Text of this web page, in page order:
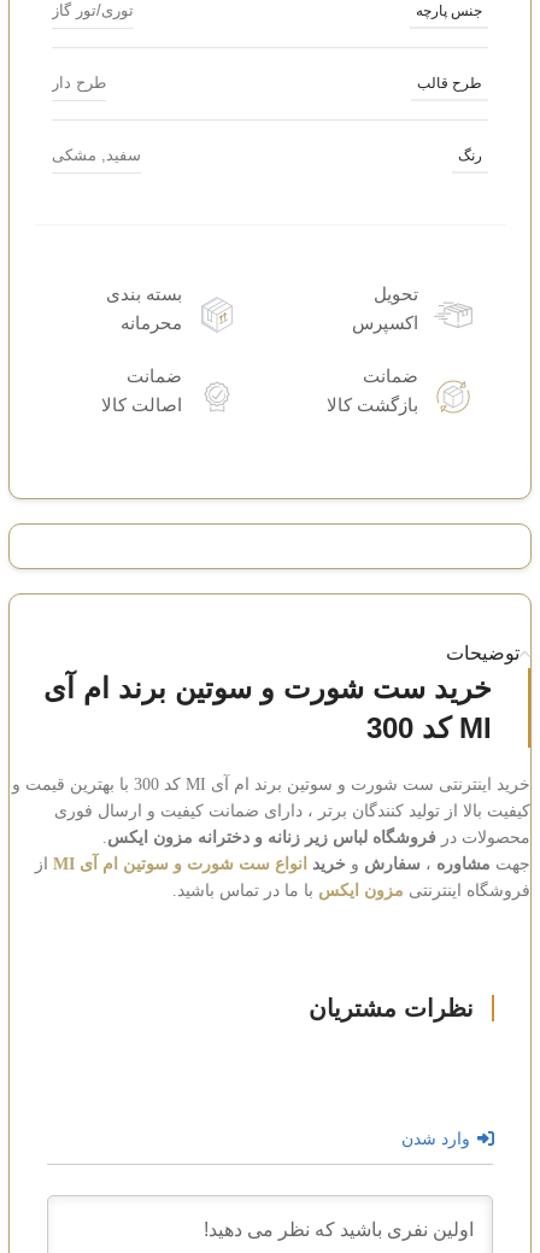
جنس پارچه توری/تور گاز
طرح قالب طرح دار
رنگ سفید, مشکی
ضمانت
اصالت کالا
ضمانت
بازگشت کالا
بسته بندی
محرمانه
تحویل
اکسپرس
توضیحات
خرید ست شورت و سوتین برند ام آی
MI کد 300
خرید اینترنتی ست شورت و سوتین برند ام آی MI کد 300 با بهترین قیمت و
کیفیت بالا از تولید کنندگان برتر ، دارای ضمانت کیفیت و ارسال فوری
محصولات در فروشگاه لباس زیر زنانه و دخترانه مزون ایکس.
جهت مشاوره ، سفارش و خرید انواع ست شورت و سوتین ام آی MI
از
فروشگاه اینترنتی مزون ایکس با ما در تماس باشید.
وارد شدن